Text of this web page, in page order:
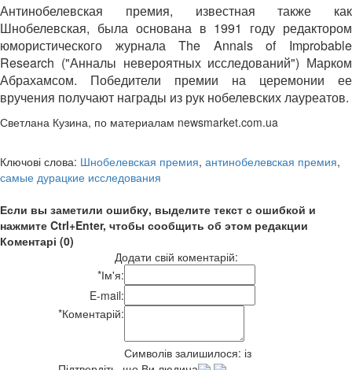
Антинобелевская премия, известная также как
Шнобелевская, была основана в 1991 году редактором
юмористического журнала The Annals of Improbable
Research ("Анналы невероятных исследований") Марком
Абрахамсом. Победители премии на церемонии ее
вручения получают награды из рук нобелевских лауреатов.
Светлана Кузина, по материалам newsmarket.com.ua
Ключові слова: Шнобелевская премия, антинобелевская премия,
самые дурацкие исследования
Если вы заметили ошибку, выделите текст с ошибкой и
нажмите Ctrl+Enter, чтобы сообщить об этом редакции
Коментарі (0)
Додати свій коментарій:
*Ім'я:
E-mail:
*Коментарій:
Символів залишилося: із